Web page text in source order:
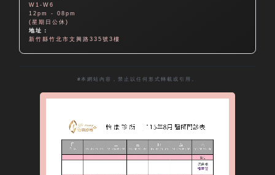
W1-W6
12pm - 08pm
(星期日公休)
地址：
新竹縣竹北市文興路335號3樓
#本網站內容，禁止以任何形式轉載或引用。